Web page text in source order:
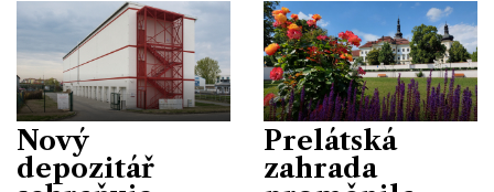
Nový
depozitář
Prelátská
zahrada